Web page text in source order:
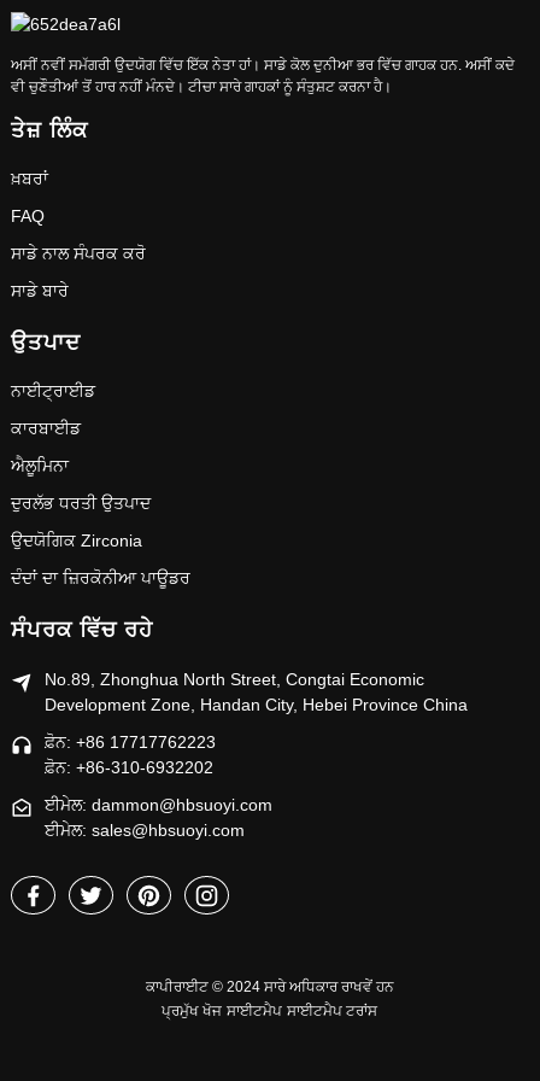
ਅਸੀਂ ਨਵੀਂ ਸਮੱਗਰੀ ਉਦਯੋਗ ਵਿੱਚ ਇੱਕ ਨੇਤਾ ਹਾਂ। ਸਾਡੇ ਕੋਲ ਦੁਨੀਆ ਭਰ ਵਿੱਚ ਗਾਹਕ ਹਨ. ਅਸੀਂ ਕਦੇ
ਵੀ ਚੁਣੌਤੀਆਂ ਤੋਂ ਹਾਰ ਨਹੀਂ ਮੰਨਦੇ। ਟੀਚਾ ਸਾਰੇ ਗਾਹਕਾਂ ਨੂੰ ਸੰਤੁਸ਼ਟ ਕਰਨਾ ਹੈ।
ਤੇਜ਼ ਲਿੰਕ
ਖ਼ਬਰਾਂ
FAQ
ਸਾਡੇ ਨਾਲ ਸੰਪਰਕ ਕਰੋ
ਸਾਡੇ ਬਾਰੇ
ਉਤਪਾਦ
ਨਾਈਟ੍ਰਾਈਡ
ਕਾਰਬਾਈਡ
ਐਲੂਮਿਨਾ
ਦੁਰਲੱਭ ਧਰਤੀ ਉਤਪਾਦ
ਉਦਯੋਗਿਕ Zirconia
ਦੰਦਾਂ ਦਾ ਜ਼ਿਰਕੋਨੀਆ ਪਾਊਡਰ
ਸੰਪਰਕ ਵਿੱਚ ਰਹੇ
No.89, Zhonghua North Street, Congtai Economic
Development Zone, Handan City, Hebei Province China
ਫ਼ੋਨ: +86 17717762223
ਫ਼ੋਨ: +86-310-6932202
ਈਮੇਲ: dammon@hbsuoyi.com
ਈਮੇਲ: sales@hbsuoyi.com
ਕਾਪੀਰਾਈਟ © 2024 ਸਾਰੇ ਅਧਿਕਾਰ ਰਾਖਵੇਂ ਹਨ
ਪ੍ਰਮੁੱਖ ਖੋਜ ਸਾਈਟਮੈਪ ਸਾਈਟਮੈਪ ਟਰਾਂਸ